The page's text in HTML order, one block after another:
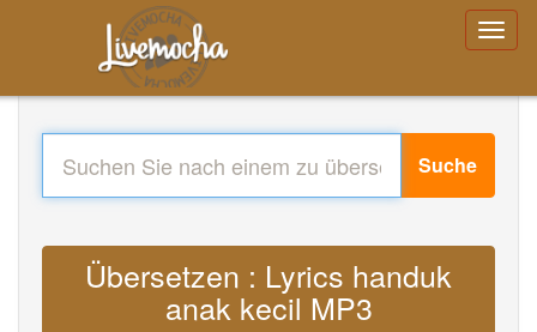
Suche
Übersetzen : Lyrics handuk
anak kecil MP3